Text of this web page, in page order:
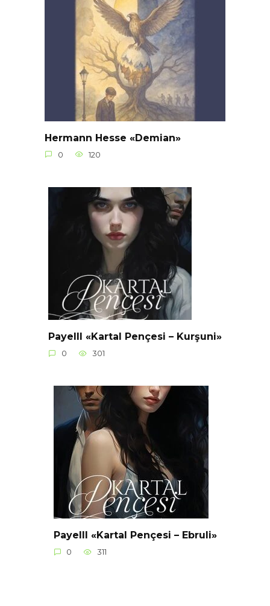
Hermann Hesse «Demian»
0 120
Payelll «Kartal Pençesi – Kurşuni»
0 301
Payelll «Kartal Pençesi – Ebruli»
0 311